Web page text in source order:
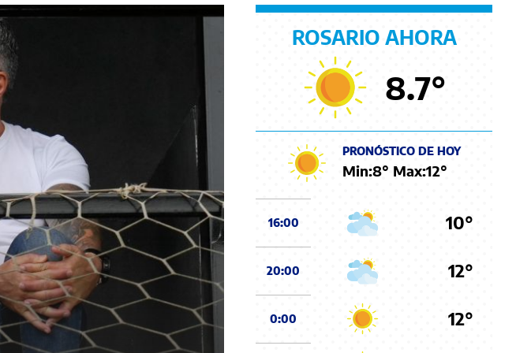
ROSARIO AHORA
8.7°
PRONÓSTICO DE HOY
Min:8° Max:12°
16:00 10°
20:00 12°
0:00 12°